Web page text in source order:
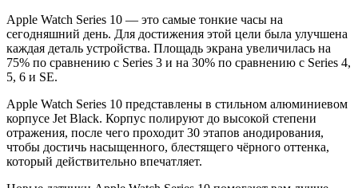
Apple Watch Series 10 — это самые тонкие часы на
сегодняшний день. Для достижения этой цели была улучшена
каждая деталь устройства. Площадь экрана увеличилась на
75% по сравнению с Series 3 и на 30% по сравнению с Series 4,
5, 6 и SE.
Apple Watch Series 10 представлены в стильном алюминиевом
корпусе Jet Black. Корпус полируют до высокой степени
отражения, после чего проходит 30 этапов анодирования,
чтобы достичь насыщенного, блестящего чёрного оттенка,
который действительно впечатляет.